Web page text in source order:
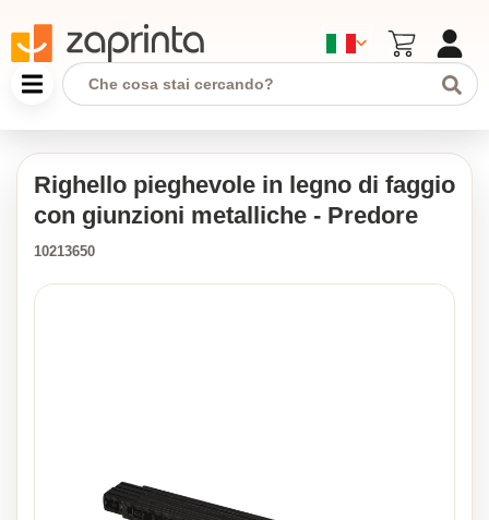
Righello pieghevole in legno di faggio
con giunzioni metalliche - Predore
10213650